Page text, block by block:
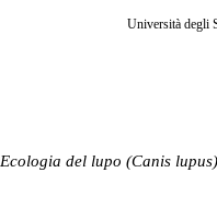
Università degli
Ecologia del lupo (Canis